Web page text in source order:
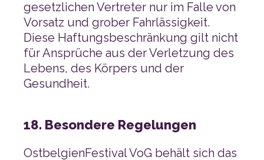
Gesundheit.
18. Besondere Regelungen